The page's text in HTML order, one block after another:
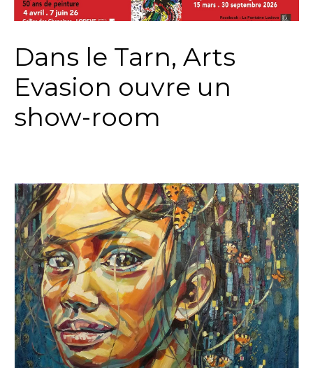
Dans le Tarn, Arts
Evasion ouvre un
show-room